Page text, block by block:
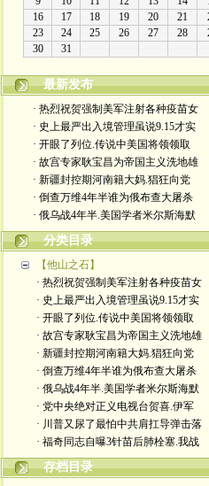
最新发布
· 热烈祝贺强制美军注射各种疫苗女
· 史上最严出入境管理虽说9.15才实
· 开眼了列位.传说中美国将领领取
· 故宫专家耿宝昌为帝国主义洗地雄
· 新疆封控期河南籍大妈.猖狂向党
· 倒查万维4年半谁为俄布查大屠杀
· 俄乌战4年半.美国学者米尔斯海默
分类目录
【他山之石】
· 热烈祝贺强制美军注射各种疫苗女
· 史上最严出入境管理虽说9.15才实
· 开眼了列位.传说中美国将领领取
· 故宫专家耿宝昌为帝国主义洗地雄
· 新疆封控期河南籍大妈.猖狂向党
· 倒查万维4年半谁为俄布查大屠杀
· 俄乌战4年半.美国学者米尔斯海默
· 党中央绝对正义电视台贺喜.伊军
· 川普又尿了最怕中共肩扛导弹击落
· 福奇同志自曝3针苗后肺栓塞.我战
存档目录